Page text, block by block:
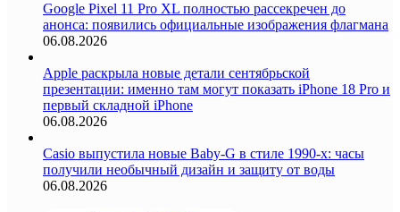
Google Pixel 11 Pro XL полностью рассекречен до
анонса: появились официальные изображения флагмана
06.08.2026
Apple раскрыла новые детали сентябрьской
презентации: именно там могут показать iPhone 18 Pro и
первый складной iPhone
06.08.2026
Casio выпустила новые Baby-G в стиле 1990-х: часы
получили необычный дизайн и защиту от воды
06.08.2026